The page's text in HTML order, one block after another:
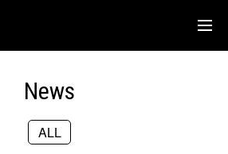
Discography
Biography
News
ALL